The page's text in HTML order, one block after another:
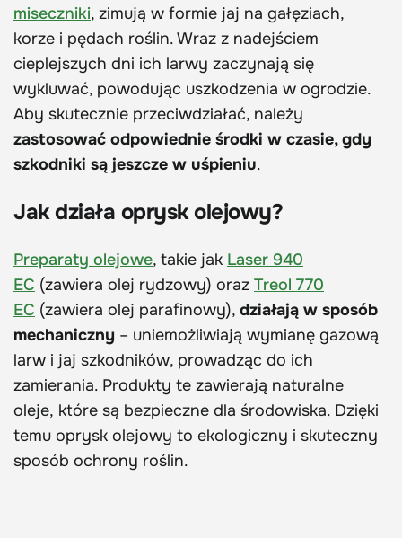
miseczniki, zimują w formie jaj na gałęziach,
korze i pędach roślin. Wraz z nadejściem
cieplejszych dni ich larwy zaczynają się
wykluwać, powodując uszkodzenia w ogrodzie.
Aby skutecznie przeciwdziałać, należy
zastosować odpowiednie środki w czasie, gdy
szkodniki są jeszcze w uśpieniu.
Jak działa oprysk olejowy?
Preparaty olejowe, takie jak Laser 940
EC (zawiera olej rydzowy) oraz Treol 770
EC (zawiera olej parafinowy), działają w sposób
mechaniczny – uniemożliwiają wymianę gazową
larw i jaj szkodników, prowadząc do ich
zamierania. Produkty te zawierają naturalne
oleje, które są bezpieczne dla środowiska. Dzięki
temu oprysk olejowy to ekologiczny i skuteczny
sposób ochrony roślin.